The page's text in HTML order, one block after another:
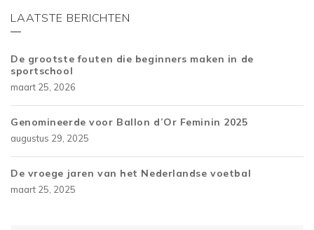
LAATSTE BERICHTEN
De grootste fouten die beginners maken in de
sportschool
maart 25, 2026
Genomineerde voor Ballon d’Or Feminin 2025
augustus 29, 2025
De vroege jaren van het Nederlandse voetbal
maart 25, 2025